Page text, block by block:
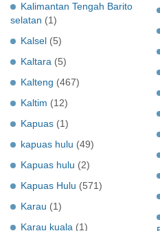
Kalimantan Tengah Barito
selatan (1)
Kalsel (5)
Kaltara (5)
Kalteng (467)
Kaltim (12)
Kapuas (1)
kapuas hulu (49)
Kapuas hulu (2)
Kapuas Hulu (571)
Karau (1)
Karau kuala (1)